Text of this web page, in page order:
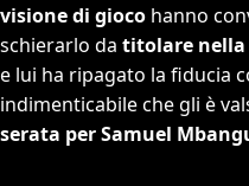
visione di gioco hanno
schierarlo da titolare
e lui ha ripagato la fiducia
indimenticabile che gli è
serata per Samuel